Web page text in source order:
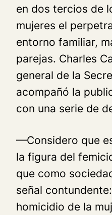
en dos tercios de
mujeres el
entorno familiar,
parejas. Charles
general de la
acompañó la
con una serie de
—Considero que
la figura del
que como
señal
homicidio de la